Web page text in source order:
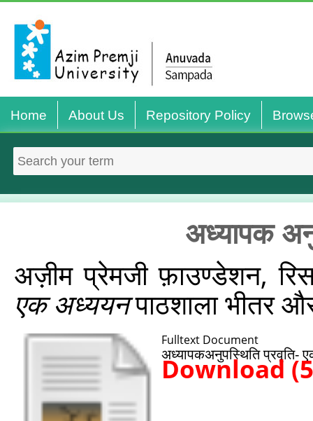
Home About Us Repository Policy
अध्यापक
अज़ीम प्रेमजी फ़ाउण्डेशन,
एक अध्ययनपाठशाला भीतर
Fulltext Document
अध्‍यापकअनुपस्थिति प्रवृति-
Download